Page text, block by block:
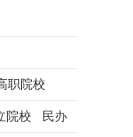
职院校
院校 民办